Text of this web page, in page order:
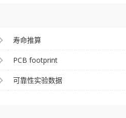
寿命推算
PCB footprint
可靠性实验数据